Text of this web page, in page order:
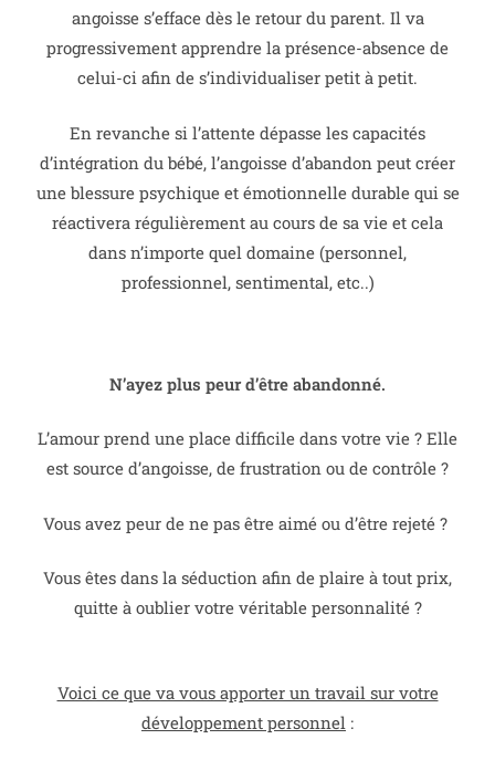
angoisse s’efface dès le retour du parent. Il va
progressivement apprendre la présence-absence de
celui-ci afin de s’individualiser petit à petit.
En revanche si l’attente dépasse les capacités
d’intégration du bébé, l’angoisse d’abandon peut créer
une blessure psychique et émotionnelle durable qui se
réactivera régulièrement au cours de sa vie et cela
dans n’importe quel domaine (personnel,
professionnel, sentimental, etc..)
N’ayez plus peur d’être abandonné.
L’amour prend une place difficile dans votre vie ? Elle
est source d’angoisse, de frustration ou de contrôle ?
Vous avez peur de ne pas être aimé ou d’être rejeté ?
Vous êtes dans la séduction afin de plaire à tout prix,
quitte à oublier votre véritable personnalité ?
Voici ce que va vous apporter un travail sur votre
développement personnel :